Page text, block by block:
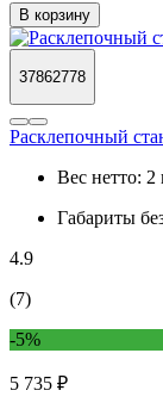
В корзину
37862778
Расклепочный
Вес нетто: 2
Габариты
4.9
(7)
-5%
5 735 ₽